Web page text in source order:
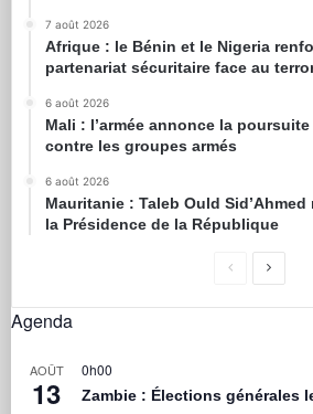
7 août 2026
Afrique : le Bénin et le Nigeria
partenariat sécuritaire face au
6 août 2026
Mali : l’armée annonce la
contre les groupes armés
6 août 2026
Mauritanie : Taleb Ould
la Présidence de la République
Agenda
AOÛT
13
0h00
Zambie : Élections générales